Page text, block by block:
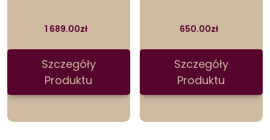
1 689.00zł
Szczegóły
Produktu
650.00zł
Szczegóły
Produktu